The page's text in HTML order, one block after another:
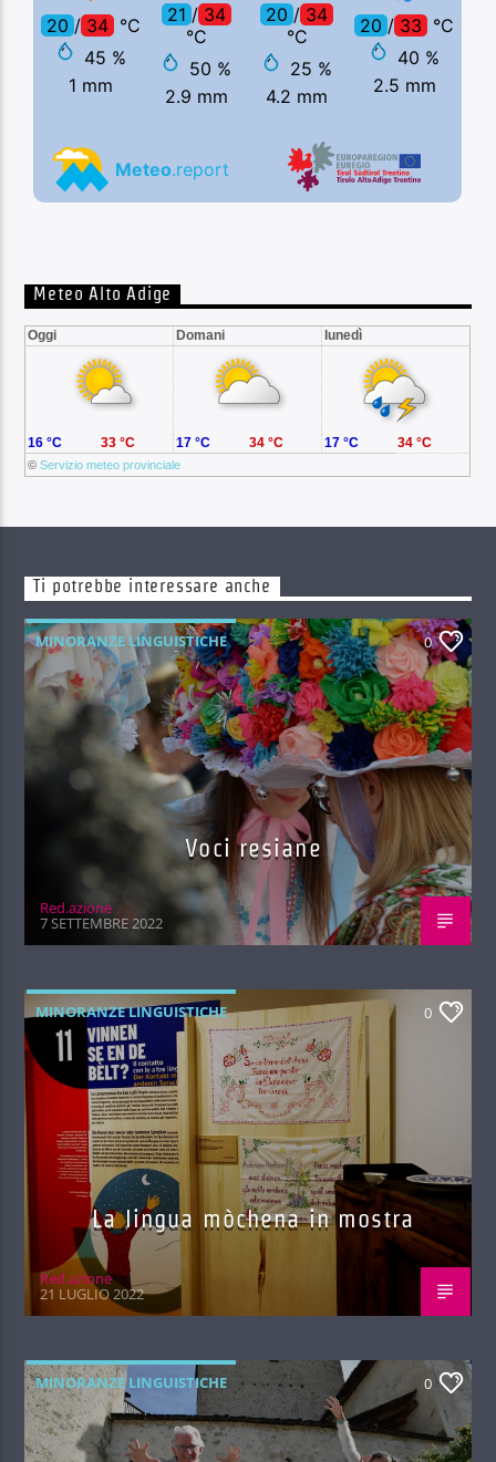
Meteo Alto Adige
Oggi Domani lunedì
©Servizio meteo provinciale
16 °C 33 °C 17 °C 34 °C 17 °C 34 °C
Ti potrebbe interessare anche
MINORANZE LINGUISTICHE 0
Voci resiane
Red.azione
7 SETTEMBRE 2022
MINORANZE LINGUISTICHE 0
La lingua mòchena in mostra
Red.azione
21 LUGLIO 2022
MINORANZE LINGUISTICHE 0